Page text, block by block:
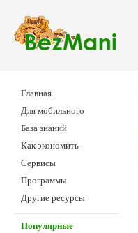
Главная
Для мобильного
База знаний
Как экономить
Сервисы
Программы
Другие ресурсы
Популярные